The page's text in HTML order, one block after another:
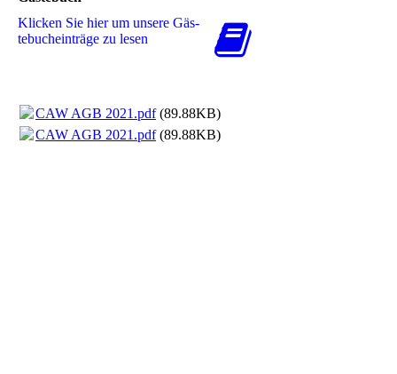
Klicken Sie hier um unsere Gäs­
te­buch­ein­trä­ge zu lesen
CAW AGB 2021.pdf(89.88KB)
CAW AGB 2021.pdf(89.88KB)